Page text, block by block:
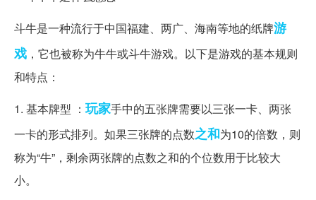
斗牛是一种流行于中国福建、两广、海南等地的纸牌游
戏 ，它也被称为牛牛或斗牛游戏。以下是游戏的基本规则
和特点：
1. 基本牌型 ： 玩家手中的五张牌需要以三张一卡、两张
一卡的形式排列。如果三张牌的点数之和为10的倍数，则
称为“牛”，剩余两张牌的点数之和的个位数用于比较大
小。